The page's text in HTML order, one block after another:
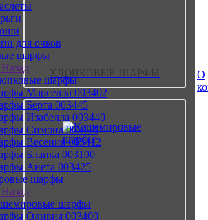
ХЛОПКОВЫЕ ШАРФЫ
О
для очков
шарфы
Назад
шарфы
Марселла 003402
Берта 003445
Изабелла 003440
Симона 003110
Весения 003412
Бланка 003100
Анета 003425
шарфы
Назад
шарфы
Оливия 003400